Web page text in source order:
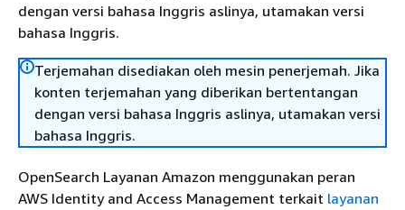
dengan versi bahasa Inggris aslinya, utamakan versi
bahasa Inggris.
Terjemahan disediakan oleh mesin penerjemah. Jika
konten terjemahan yang diberikan bertentangan
dengan versi bahasa Inggris aslinya, utamakan versi
bahasa Inggris.
OpenSearch Layanan Amazon menggunakan peran
AWS Identity and Access Management terkait layanan